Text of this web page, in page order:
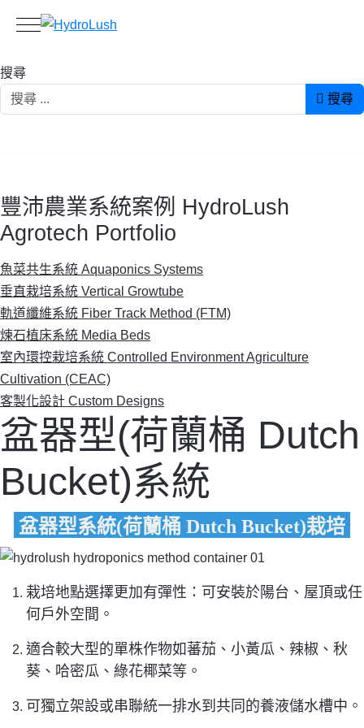
Mobile Menu Toggle
搜尋
搜尋
豐沛農業系統案例 HydroLush
Agrotech Portfolio
魚菜共生系統 Aquaponics Systems
垂直栽培系統 Vertical Growtube
軌道纖維系統 Fiber Track Method (FTM)
煉石植床系統 Media Beds
室內環控栽培系統 Controlled Environment Agriculture
Cultivation (CEAC)
客製化設計 Custom Designs
盆器型(荷蘭桶 Dutch
Bucket)系統
盆器型系統(荷蘭桶 Dutch Bucket)栽培
栽培地點選擇更加有彈性：可安裝於陽台、屋頂或任
何戶外空間。
適合較大型的單株作物如蕃茄、小黃瓜、辣椒、秋
葵、哈密瓜、綠花椰菜等。
可獨立架設或串聯統一排水到共同的養液儲水槽中。